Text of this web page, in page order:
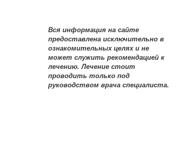
Вся информация на сайте
предоставлена исключительно в
ознакомительных целях и не
может служить рекомендацией к
лечению. Лечение стоит
проводить только под
руководством врача специалиста.